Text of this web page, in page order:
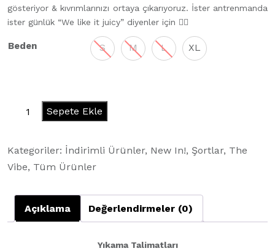
gösteriyor & kıvrımlarınızı ortaya çıkarıyoruz. İster antrenmanda
ister günlük “We like it juicy” diyenler için 🙂‍↕️
Beden S M L XL
Juicy
Sepete Ekle
Kategoriler: İndirimli Ürünler, New In!, Şortlar, The
Vibe, Tüm Ürünler
Açıklama Değerlendirmeler (0)
Yıkama Talimatları